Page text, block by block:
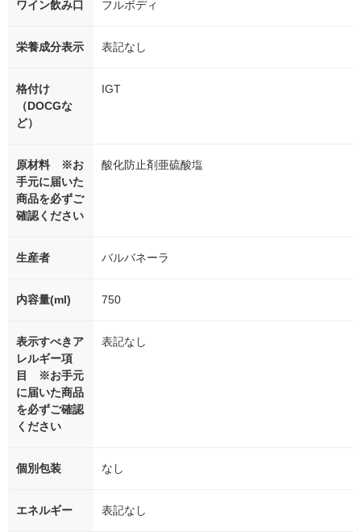
ワイン飲み口 フルボディ
栄養成分表示 表記なし
格付け
（DOCGな
ど）
IGT
原材料 ※お
手元に届いた
商品を必ずご
確認ください
酸化防止剤亜硫酸塩
生産者 バルバネーラ
内容量(ml) 750
表示すべきア
レルギー項
目 ※お手元
に届いた商品
を必ずご確認
ください
表記なし
個別包装 なし
エネルギー 表記なし